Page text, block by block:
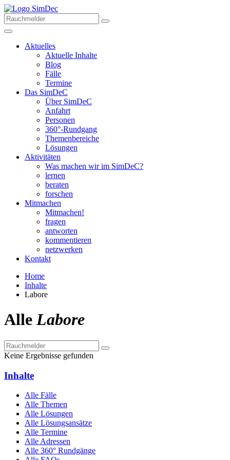
Aktuelles
Aktuelle Inhalte
Blog
Fälle
Termine
Das SimDeC
Über SimDeC
Anfahrt
Personen
360°-Rundgang
Themenbereiche
Lösungen
Aktivitäten
Was machen wir im SimDeC?
lernen
beraten
forschen
Mitmachen
Mitmachen!
fragen
antworten
kommentieren
netzwerken
Kontakt
Home
Inhalte
Labore
AlleLabore
Keine Ergebnisse gefunden
Inhalte
Alle Fälle
Alle Themen
Alle Lösungen
Alle Lösungsansätze
Alle Termine
Alle Adressen
Alle 360° Rundgänge